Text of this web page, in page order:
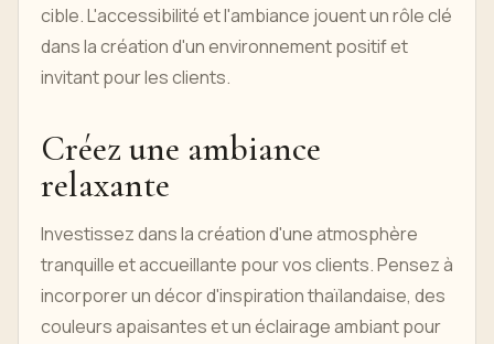
cible. L'accessibilité et l'ambiance jouent un rôle clé
dans la création d'un environnement positif et
invitant pour les clients.
Créez une ambiance
relaxante
Investissez dans la création d'une atmosphère
tranquille et accueillante pour vos clients. Pensez à
incorporer un décor d'inspiration thaïlandaise, des
couleurs apaisantes et un éclairage ambiant pour